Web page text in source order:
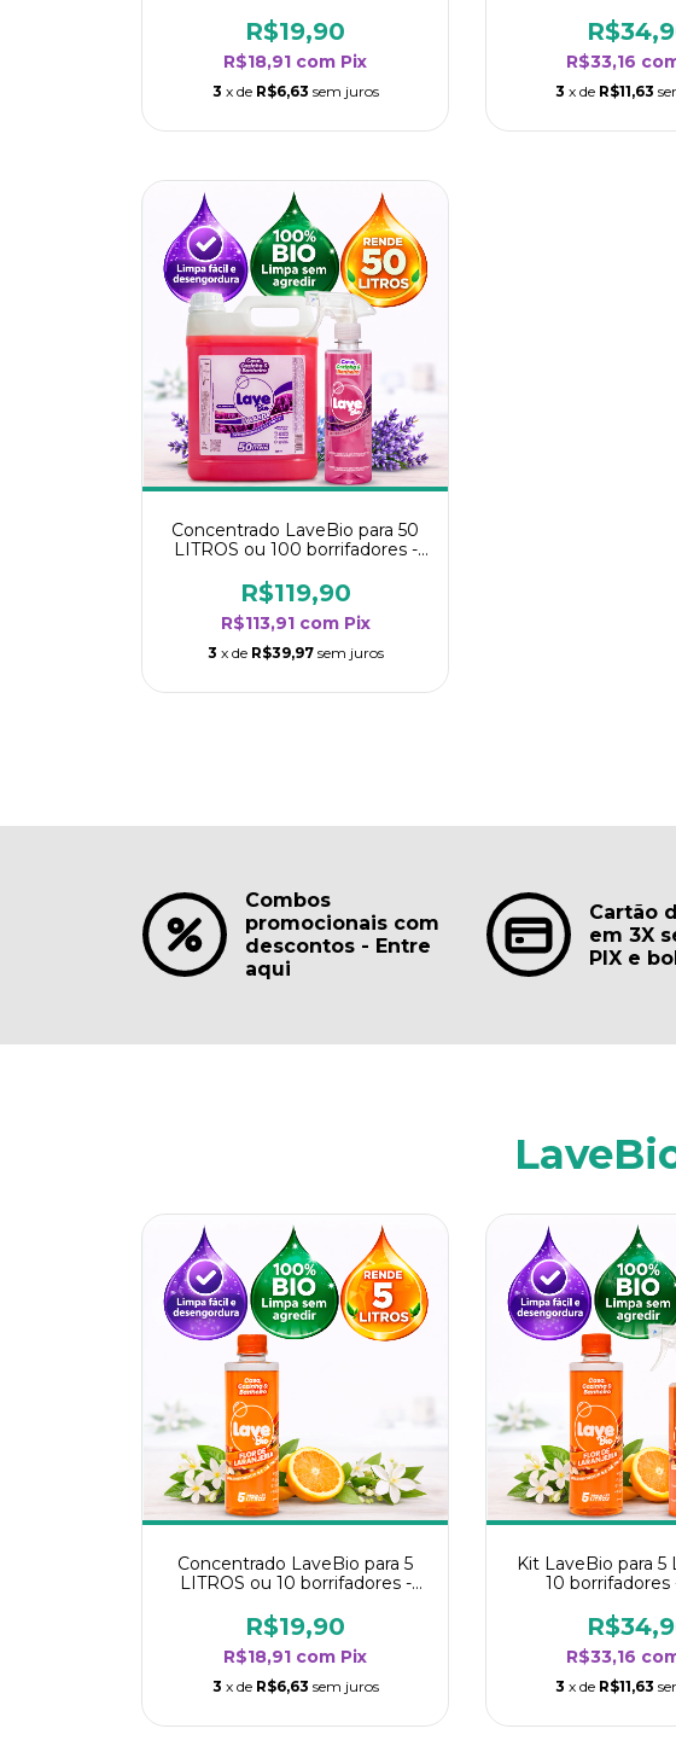
- Lavanda
R$19,90
R$18,91 com Pix
3 x de R$6,63 sem juros
Lavanda
R$33,16
3 x de R$11,63
Concentrado LaveBio para 50
LITROS ou 100 borrifadores -
- Lavanda
R$119,90
R$113,91 com Pix
3 x de R$39,97 sem juros
Combos
promocionais com
descontos - Entre
aqui
Cartão
em 3X
PIX e
Concentrado LaveBio para 5
LITROS ou 10 borrifadores -
- Flor de Laranjeira
R$19,90
R$18,91 com Pix
3 x de R$6,63 sem juros
Kit LaveBio para 5
10 borrifadores
de
R$33,16
3 x de R$11,63